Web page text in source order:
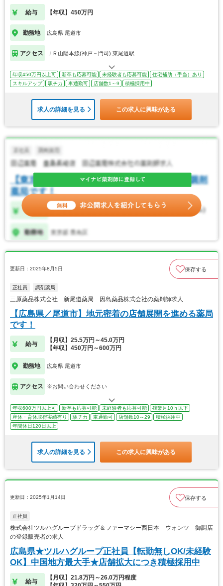
給与 【年収】450万円
勤務地 広島県 尾道市
アクセス ＪＲ山陽本線(神戸－門司) 東尾道駅
年収450万円以上可 新卒も応募可能 未経験者も応募可能
住宅補助（手当）あり
スキルアップ
駅チカ 車通勤可 店舗数1～9 積極採用中
求人の詳細を見る この求人に興味がある
更新日：2025年8月5日 保存する
正社員 調剤薬局
三原薬品株式会社 新尾道薬局 因島薬品株式会社の薬剤師求人
【広島県／尾道市】地元密着の店舗展開を進める薬局
です！
給与
【月収】25.5万円～45.0万円
【年収】450万円～600万円
勤務地 広島県 尾道市
アクセス ※お問い合わせください
年収600万円以上可 新卒も応募可能 未経験者も応募可能
残業月10ｈ以下
産休・育休取得実績有り
駅チカ 車通勤可 店舗数10～29
積極採用中
年間休日120日以上
求人の詳細を見る この求人に興味がある
更新日：2025年1月14日 保存する
正社員
株式会社ツルハグループドラッグ＆ファーマシー西日本 ウォンツ 御調店
の登録販売者の求人
広島県★ツルハグループ正社員【転勤無しOK/未経験
OK】中国地方最大手★店舗拡大につき積極採用中
給与
【月収】21.8万円～26.0万円程度